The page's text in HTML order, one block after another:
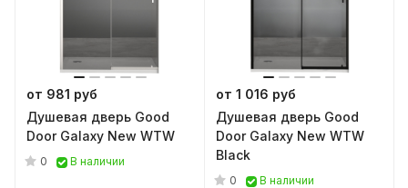
от 981 руб
Душевая дверь Good
Door Galaxy New WTW
0 В наличии
от 1 016 руб
Душевая дверь Good
Door Galaxy New WTW
Black
0 В наличии